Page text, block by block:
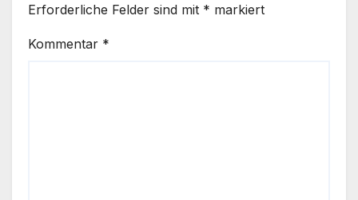
Erforderliche Felder sind mit * markiert
Kommentar *